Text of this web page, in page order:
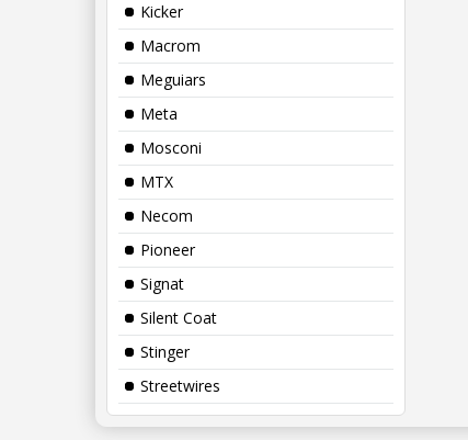
Kicker
Macrom
Meguiars
Meta
Mosconi
MTX
Necom
Pioneer
Signat
Silent Coat
Stinger
Streetwires